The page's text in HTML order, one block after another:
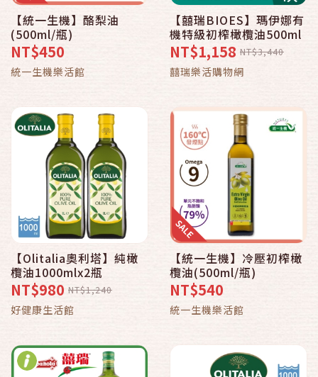
【統一生機】酪梨油
(500ml/瓶)
NT$450
統一生機樂活館
【囍瑞BIOES】瑪伊娜有
機特級初榨橄欖油500ml
NT$1,158 NT$3,440
囍瑞樂活購物網
【Olitalia奧利塔】純橄
欖油1000mlx2瓶
NT$980 NT$1,240
好健康生活館
【統一生機】冷壓初榨橄
欖油(500ml/瓶)
NT$540
統一生機樂活館